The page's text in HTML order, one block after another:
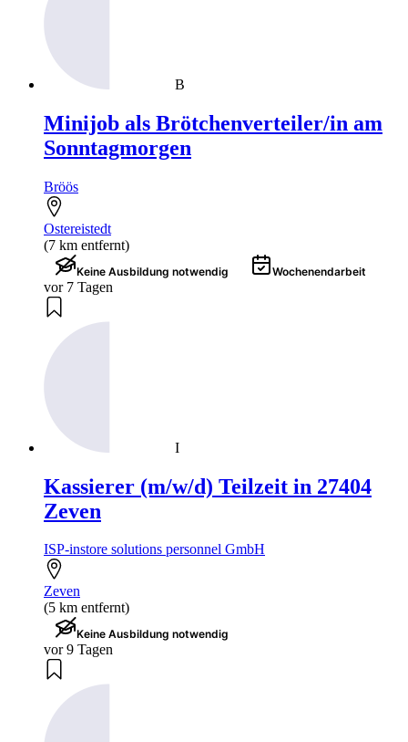
B
Minijob als Brötchenverteiler/in am
Sonntagmorgen
Bröös
Ostereistedt
(7 km entfernt)
Keine Ausbildung notwendig Wochenendarbeit
vor 7 Tagen
I
Kassierer (m/w/d) Teilzeit in 27404
Zeven
ISP-instore solutions personnel GmbH
Zeven
(5 km entfernt)
Keine Ausbildung notwendig
vor 9 Tagen